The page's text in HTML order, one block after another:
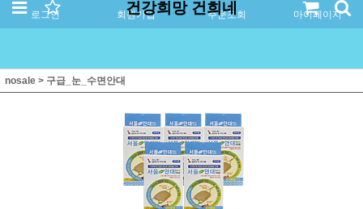
로그인 회원가입 주문조회 마이페이지
건강희망 건희네
nosale > 구급_눈_수면안대